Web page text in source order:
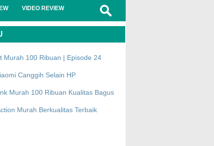
VIDEO REVIEW
Murah 100 Ribuan | Episode 24
Canggih Selain HP
Murah 100 Ribuan Kualitas Bagus
Murah Berkualitas Terbaik